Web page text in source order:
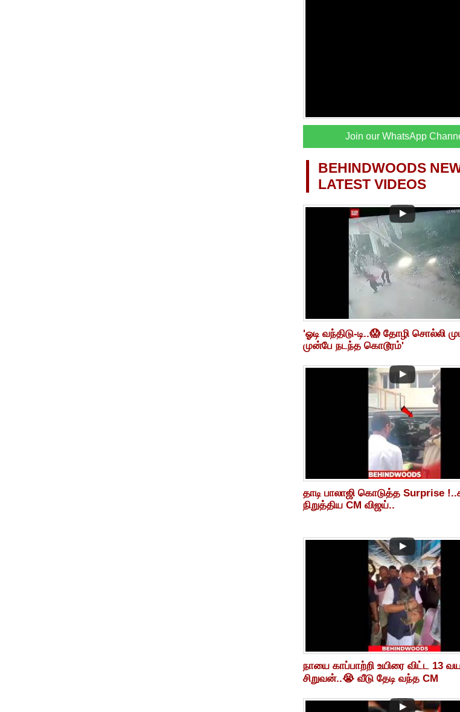
Join our WhatsApp
BEHINDWOODS
LATEST VIDEOS
'ஓடி வந்திடு-டி..😱 தோழி சொல்லி
முன்பே நடந்த கொடூரம்'
தாடி பாலாஜி கொடுத்த Surprise
நிறுத்திய CM விஜய்..
நாயை காப்பாற்றி உயிரை விட்ட 13
சிறுவன்..😭 வீடு தேடி வந்த CM